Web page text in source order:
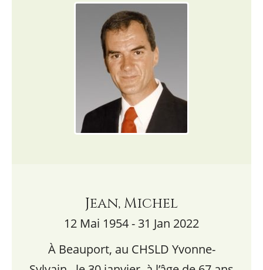
Jean, Michel
12 Mai 1954 - 31 Jan 2022
À Beauport, au CHSLD Yvonne-